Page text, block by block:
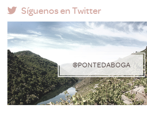
Síguenos en Twitter